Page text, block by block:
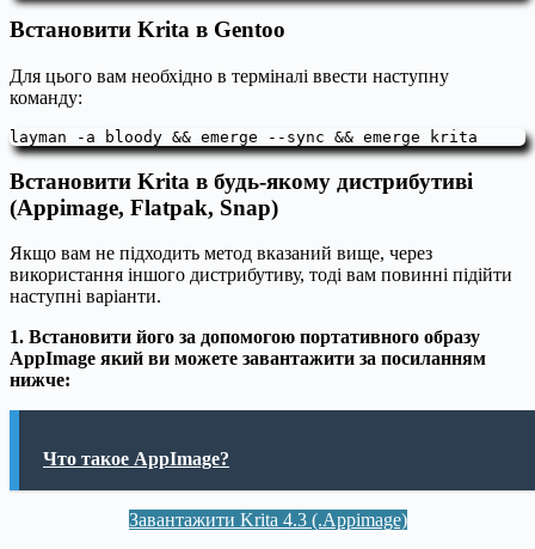
Встановити Krita в Gentoo
Для цього вам необхідно в терміналі ввести наступну
команду:
layman -a bloody && emerge --sync && emerge krita
Встановити Krita в будь-якому дистрибутиві
(Appimage, Flatpak, Snap)
Якщо вам не підходить метод вказаний вище, через
використання іншого дистрибутиву, тоді вам повинні підійти
наступні варіанти.
1. Встановити його за допомогою портативного образу
AppImage який ви можете завантажити за посиланням
нижче:
Что такое AppImage?
Завантажити Krita 4.3 (.Appimage)